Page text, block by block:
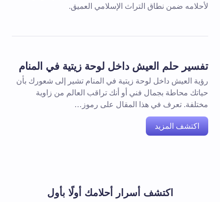
لأحلامه ضمن نطاق التراث الإسلامي العميق.
تفسير حلم العيش داخل لوحة زيتية في المنام
رؤية العيش داخل لوحة زيتية في المنام تشير إلى شعورك بأن
حياتك محاطة بجمال فني أو أنك تراقب العالم من زاوية
مختلفة. تعرف في هذا المقال على رموز…
اكتشف المزيد
اكتشف أسرار أحلامك أولًا بأول